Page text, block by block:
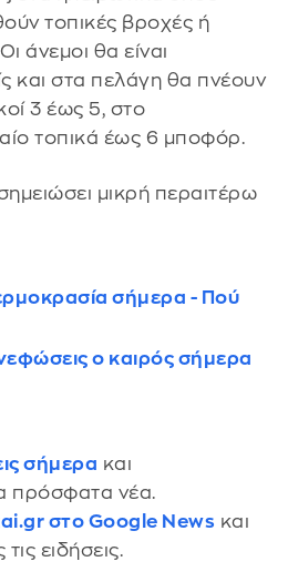
τοπικές βροχές ή
άνεμοι θα είναι
και στα πελάγη θα πνέουν
3 έως 5, στο
τοπικά έως 6 μποφόρ.
μικρή περαιτέρω
σήμερα - Πού
ο καιρός σήμερα
σήμερα και
πρόσφατα νέα.
στο Google News και
ειδήσεις.